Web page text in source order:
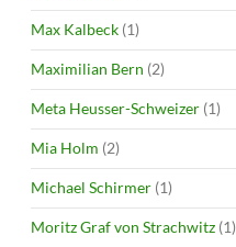
Max Kalbeck (1)
Maximilian Bern (2)
Meta Heusser-Schweizer (1)
Mia Holm (2)
Michael Schirmer (1)
Moritz Graf von Strachwitz (1)